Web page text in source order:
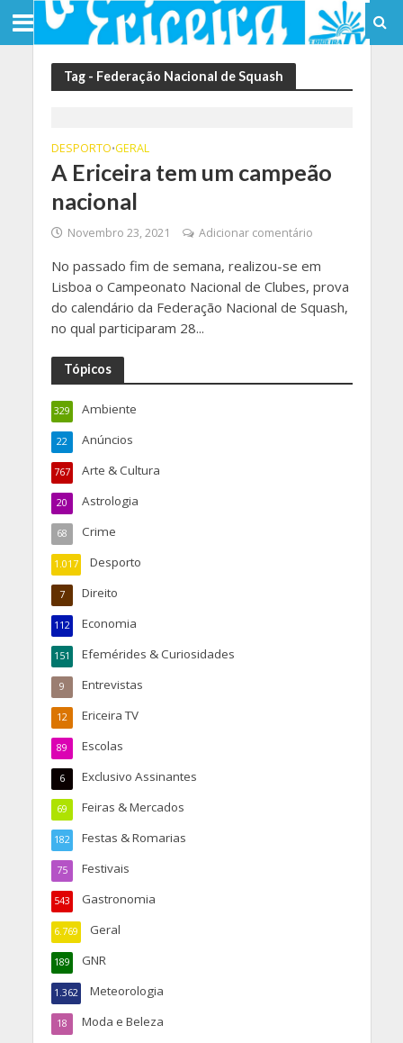
Tag - Federação Nacional de Squash
DESPORTO•GERAL
A Ericeira tem um campeão
nacional
Novembro 23, 2021 Adicionar comentário
No passado fim de semana, realizou-se em
Lisboa o Campeonato Nacional de Clubes, prova
do calendário da Federação Nacional de Squash,
no qual participaram 28...
Tópicos
Ambiente
329
Anúncios
22
Arte & Cultura
767
Astrologia
20
Crime
68
Desporto
1.017
Direito
7
Economia
112
Efemérides & Curiosidades
151
Entrevistas
9
Ericeira TV
12
Escolas
89
Exclusivo Assinantes
6
Feiras & Mercados
69
Festas & Romarias
182
Festivais
75
Gastronomia
543
Geral
6.769
GNR
189
Meteorologia
1.362
Moda e Beleza
18